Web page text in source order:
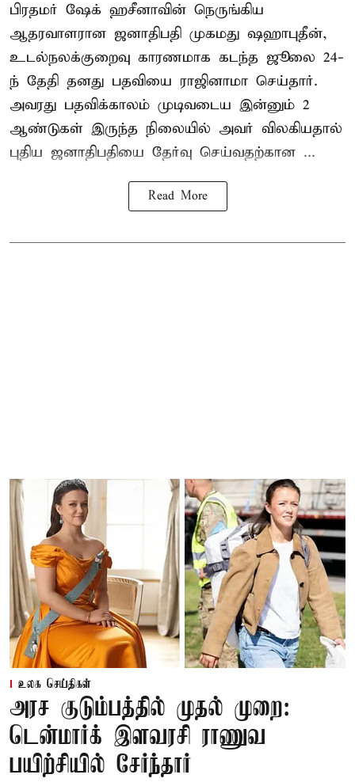
பிரதமர் ஷேக் ஹசீனாவின் நெருங்கிய
ஆதரவாளரான ஜனாதிபதி முகமது ஷஹாபுதீன்,
உடல்நலக்குறைவு காரணமாக கடந்த ஜூலை 24-
ந் தேதி தனது பதவியை ராஜினாமா செய்தார்.
அவரது பதவிக்காலம் முடிவடைய இன்னும் 2
ஆண்டுகள் இருந்த நிலையில் அவர் விலகியதால்
புதிய ஜனாதிபதியை தேர்வு செய்வதற்கான ...
Read More
உலக செய்திகள்
அரச குடும்பத்தில் முதல் முறை:
டென்மார்க் இளவரசி ராணுவ
பயிற்சியில் சேர்ந்தார்